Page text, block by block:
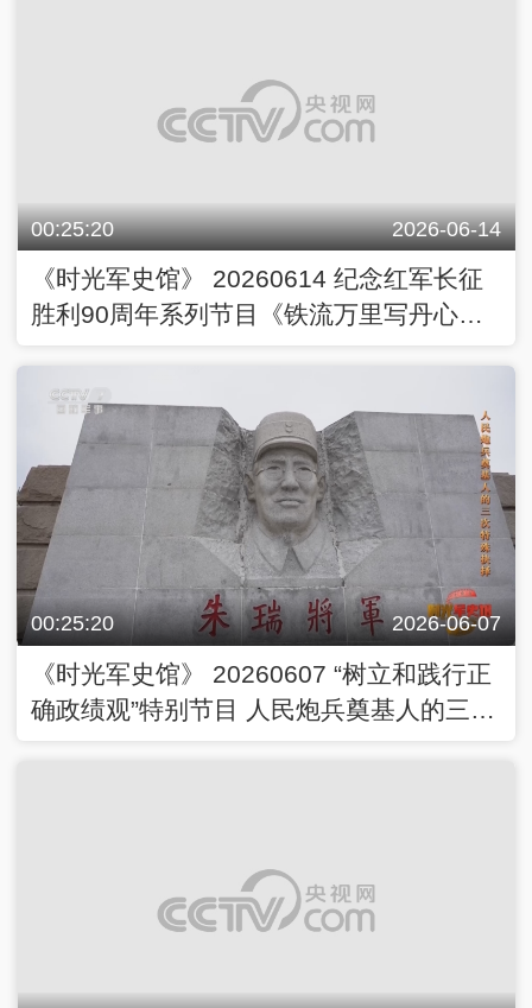
00:25:20 2026-06-14
《时光军史馆》 20260614 纪念红军长征
胜利90周年系列节目《铁流万里写丹心》
00:25:20 2026-06-07
《时光军史馆》 20260607 “树立和践行正
确政绩观”特别节目 人民炮兵奠基人的三次